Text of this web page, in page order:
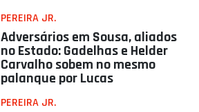
PEREIRA JR.
Adversários em Sousa, aliados
no Estado: Gadelhas e Helder
Carvalho sobem no mesmo
palanque por Lucas
PEREIRA JR.